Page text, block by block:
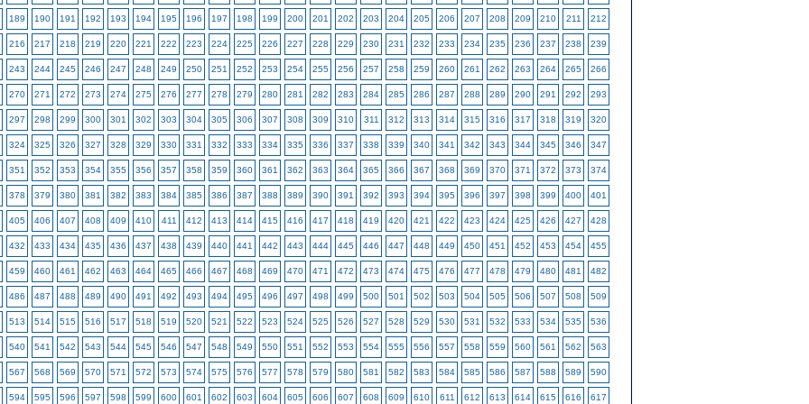
189 190 191 192 193 194 195 196 197 198 199 200 201 202 203 204 205 206 207 208 209 210 211 212
216 217 218 219 220 221 222 223 224 225 226 227 228 229 230 231 232 233 234 235 236 237 238 239
243 244 245 246 247 248 249 250 251 252 253 254 255 256 257 258 259 260 261 262 263 264 265 266
270 271 272 273 274 275 276 277 278 279 280 281 282 283 284 285 286 287 288 289 290 291 292 293
297 298 299 300 301 302 303 304 305 306 307 308 309 310 311 312 313 314 315 316 317 318 319 320
324 325 326 327 328 329 330 331 332 333 334 335 336 337 338 339 340 341 342 343 344 345 346 347
351 352 353 354 355 356 357 358 359 360 361 362 363 364 365 366 367 368 369 370 371 372 373 374
378 379 380 381 382 383 384 385 386 387 388 389 390 391 392 393 394 395 396 397 398 399 400 401
405 406 407 408 409 410 411 412 413 414 415 416 417 418 419 420 421 422 423 424 425 426 427 428
432 433 434 435 436 437 438 439 440 441 442 443 444 445 446 447 448 449 450 451 452 453 454 455
459 460 461 462 463 464 465 466 467 468 469 470 471 472 473 474 475 476 477 478 479 480 481 482
486 487 488 489 490 491 492 493 494 495 496 497 498 499 500 501 502 503 504 505 506 507 508 509
513 514 515 516 517 518 519 520 521 522 523 524 525 526 527 528 529 530 531 532 533 534 535 536
540 541 542 543 544 545 546 547 548 549 550 551 552 553 554 555 556 557 558 559 560 561 562 563
567 568 569 570 571 572 573 574 575 576 577 578 579 580 581 582 583 584 585 586 587 588 589 590
594 595 596 597 598 599 600 601 602 603 604 605 606 607 608 609 610 611 612 613 614 615 616 617